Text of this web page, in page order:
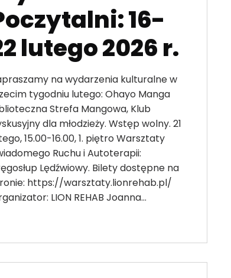
16-
lutego 2026 r.
na wydarzenia kulturalne w
tygodniu lutego: Ohayo Manga
Strefa Mangowa, Klub
dla młodzieży. Wstęp wolny. 21
15.00-16.00, 1. piętro Warsztaty
Ruchu i Autoterapii:
Lędźwiowy. Bilety dostępne na
https://warsztaty.lionrehab.pl/
LION REHAB Joanna…